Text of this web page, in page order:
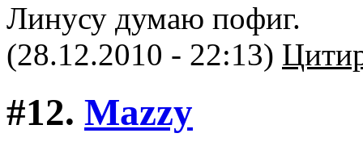
Линусу думаю пофиг.
(28.12.2010 - 22:13)
#12. Mazzy